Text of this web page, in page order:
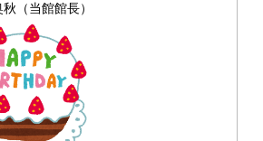
（当館館長）